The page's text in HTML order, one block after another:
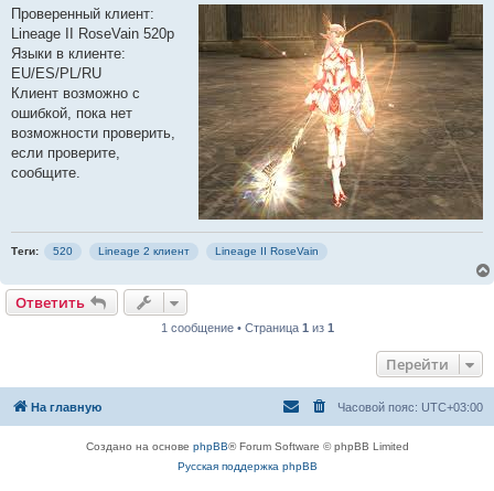
о
щ
е
и
е
Проверенный клиент:
Lineage II RoseVain 520p
Языки в клиенте:
EU/ES/PL/RU
Клиент возможно с
ошибкой, пока нет
возможности проверить,
если проверите,
сообщите.
Теги: 520 Lineage 2 клиент Lineage II RoseVain
Ответить
1 сообщение • Страница 1 из 1
Перейти
На главную Часовой пояс: UTC+03:00
Создано на основе phpBB® Forum Software © phpBB Limited
Русская поддержка phpBB